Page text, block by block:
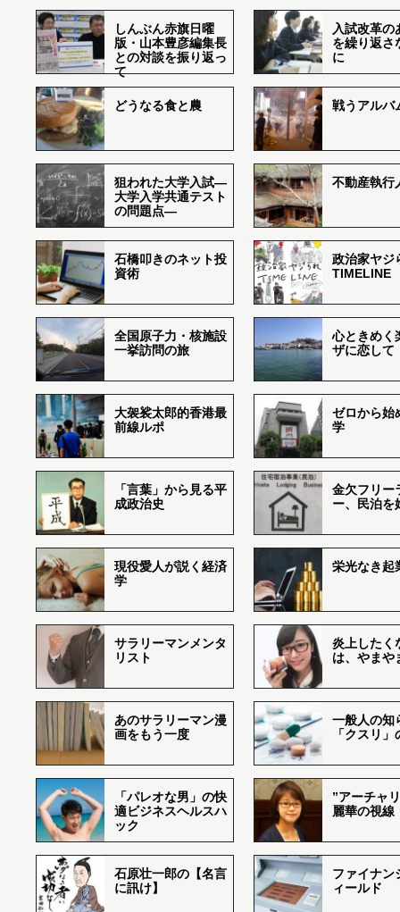
しんぶん赤旗日曜
版・山本豊彦編集長
との対談を振り返っ
て
入試改革の
を繰り返さ
に
どうなる食と農 戦うアルバ
狙われた大学入試―
大学入学共通テスト
の問題点―
不動産執行
石橋叩きのネット投
資術
政治家ヤジ
TIMELINE
全国原子力・核施設
一挙訪問の旅
心ときめく
ザに恋して
大袈裟太郎的香港最
前線ルポ
ゼロから始
学
「言葉」から見る平
成政治史
金欠フリー
ー、民泊を
現役愛人が説く経済
学
栄光なき起
サラリーマンメンタ
リスト
炎上したく
は、やまや
あのサラリーマン漫
画をもう一度
一般人の知
「クスリ
「パレオな男」の快
適ビジネスヘルスハ
ック
”アーチャ
麗華の視線
石原壮一郎の【名言
に訊け】
ファイナン
ィールド